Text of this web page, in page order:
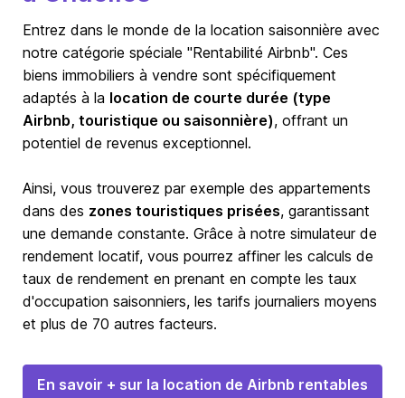
Entrez dans le monde de la location saisonnière avec
notre catégorie spéciale "Rentabilité Airbnb". Ces
biens immobiliers à vendre sont spécifiquement
adaptés à la location de courte durée (type
Airbnb, touristique ou saisonnière), offrant un
potentiel de revenus exceptionnel.
Ainsi, vous trouverez par exemple des appartements
dans des zones touristiques prisées, garantissant
une demande constante. Grâce à notre simulateur de
rendement locatif, vous pourrez affiner les calculs de
taux de rendement en prenant en compte les taux
d'occupation saisonniers, les tarifs journaliers moyens
et plus de 70 autres facteurs.
En savoir + sur la location de Airbnb rentables